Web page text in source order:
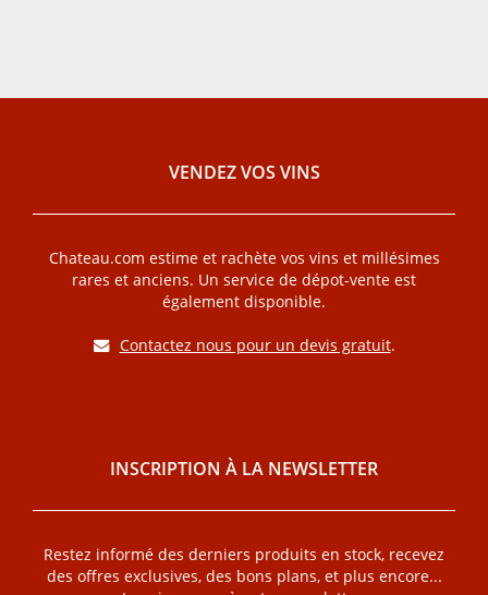
VENDEZ VOS VINS
Chateau.com estime et rachète vos vins et millésimes
rares et anciens. Un service de dépot-vente est
également disponible.
Contactez nous pour un devis gratuit.
INSCRIPTION À LA NEWSLETTER
Restez informé des derniers produits en stock, recevez
des offres exclusives, des bons plans, et plus encore...